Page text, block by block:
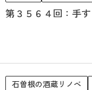
第３５６４回：手
石曽根の酒蔵リノベ